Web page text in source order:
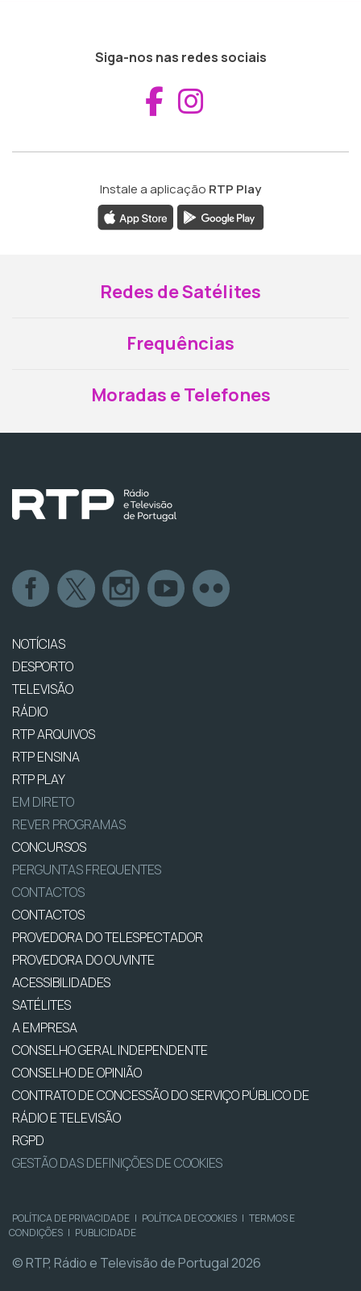
Siga-nos nas redes sociais
Aceder ao
Instale a aplicação RTP Play
Redes de Satélites
Frequências
Moradas e Telefones
NOTÍCIAS
DESPORTO
TELEVISÃO
RÁDIO
RTP ARQUIVOS
RTP ENSINA
RTP PLAY
EM DIRETO
REVER PROGRAMAS
CONCURSOS
PERGUNTAS FREQUENTES
CONTACTOS
CONTACTOS
PROVEDORA DO TELESPECTADOR
PROVEDORA DO OUVINTE
ACESSIBILIDADES
SATÉLITES
A EMPRESA
CONSELHO GERAL INDEPENDENTE
CONSELHO DE OPINIÃO
CONTRATO DE CONCESSÃO DO SERVIÇO PÚBLICO DE
RÁDIO E TELEVISÃO
RGPD
GESTÃO DAS DEFINIÇÕES DE COOKIES
POLÍTICA DE PRIVACIDADE | POLÍTICA DE COOKIES | TERMOS E
CONDIÇÕES | PUBLICIDADE
© RTP, Rádio e Televisão de Portugal 2026